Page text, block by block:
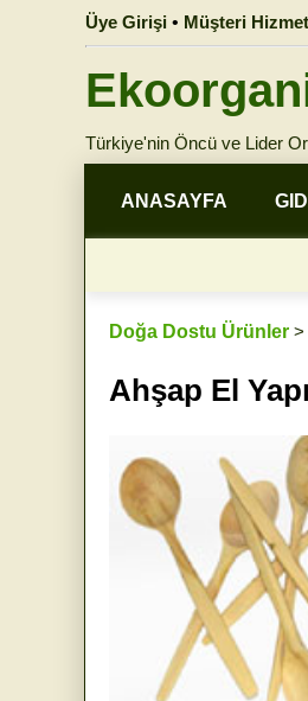
Üye Girişi • Müşteri
Türkiye'nin Öncü ve Lider
ANASAYFA
Doğa Dostu Ürünler >
Ahşap El